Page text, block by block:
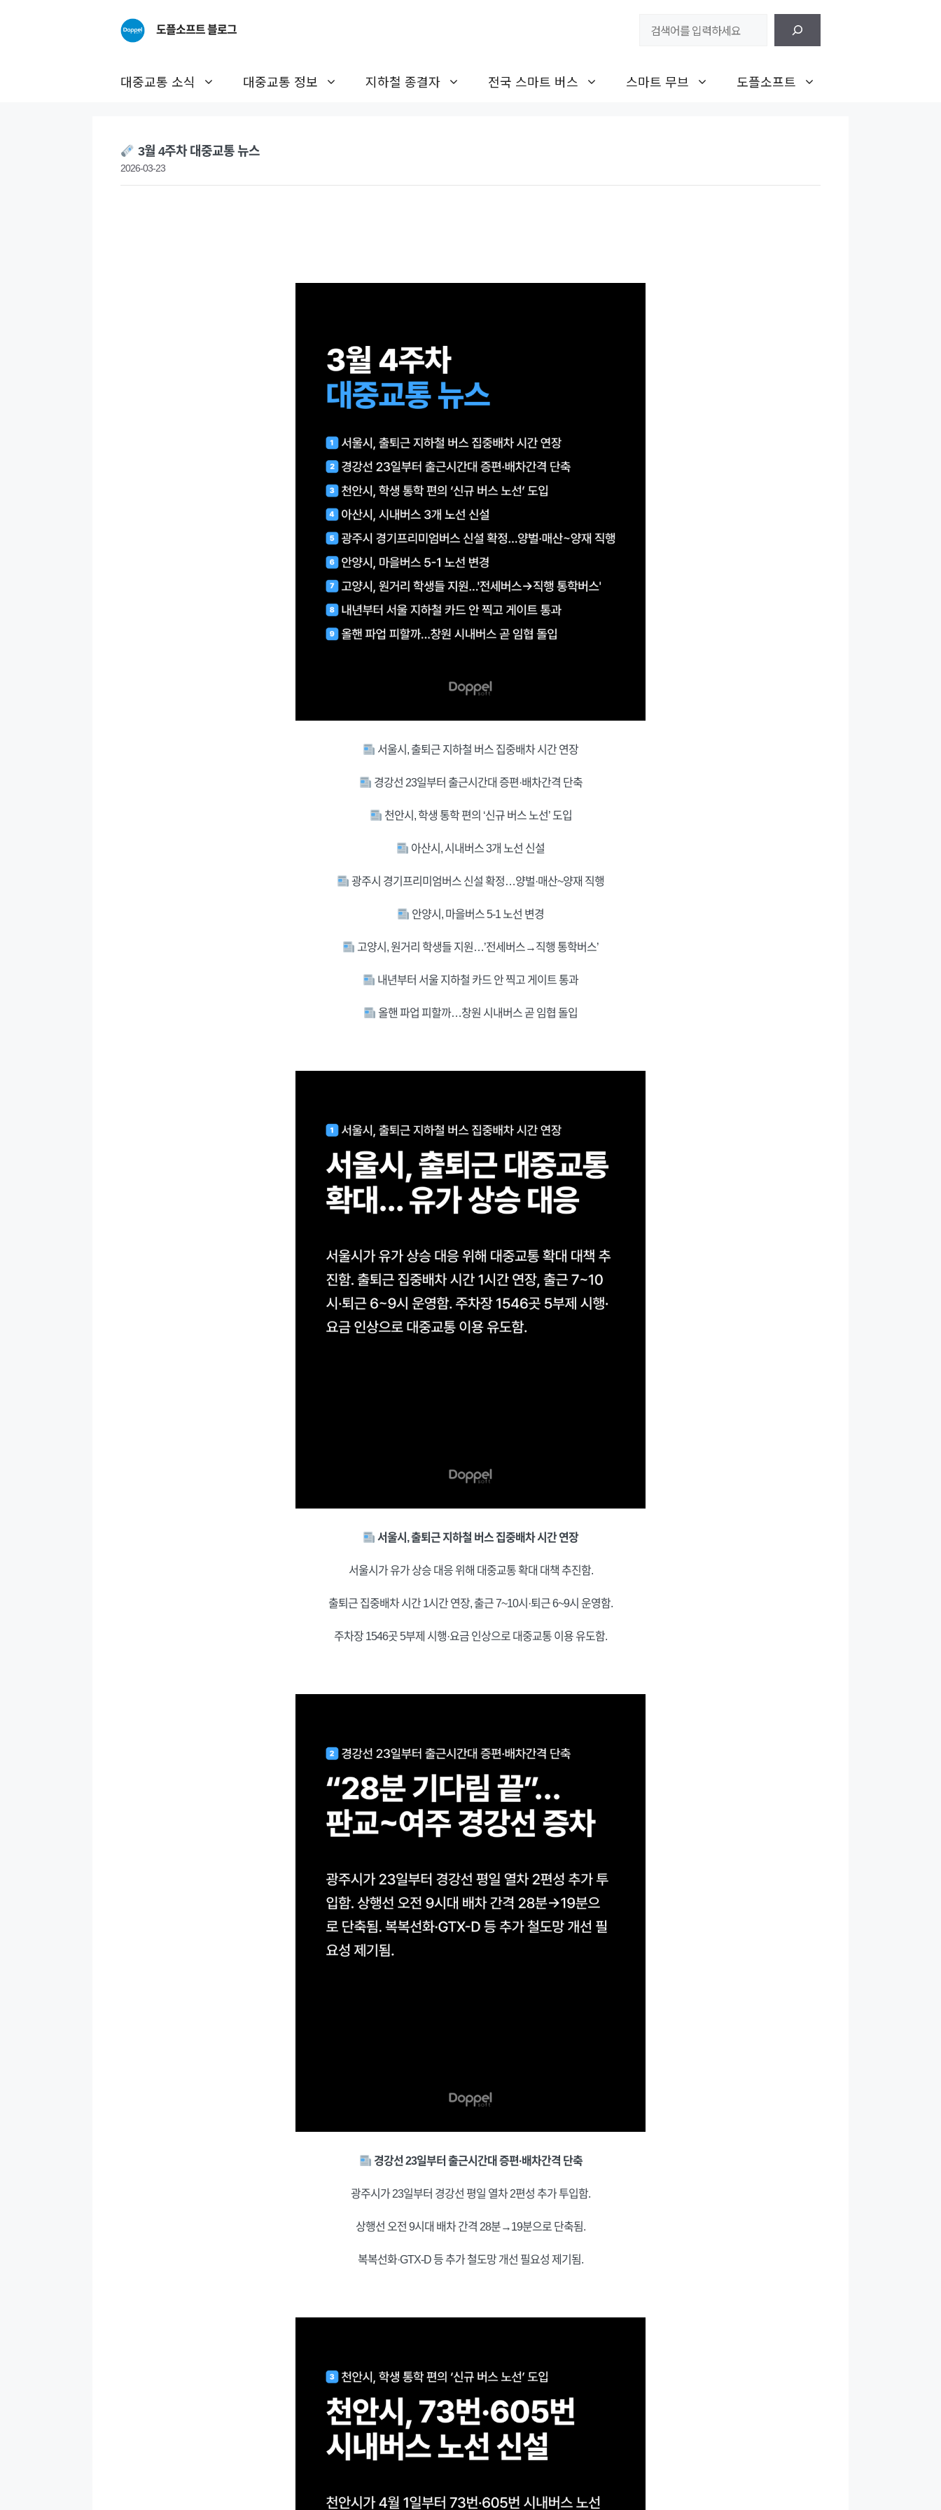
도플소프트 블로그
대중교통 소식 대중교통 정보 지하철 종결자 전국 스마트 버스 스마트 무브 도플소프트
3월 4주차 대중교통 뉴스
2026-03-23
서울시, 출퇴근 지하철 버스 집중배차 시간 연장
경강선 23일부터 출근시간대 증편·배차간격 단축
천안시, 학생 통학 편의 ‘신규 버스 노선’ 도입
아산시, 시내버스 3개 노선 신설
광주시 경기프리미엄버스 신설 확정…양벌·매산~양재 직행
안양시, 마을버스 5-1 노선 변경
고양시, 원거리 학생들 지원…’전세버스→직행 통학버스’
내년부터 서울 지하철 카드 안 찍고 게이트 통과
올핸 파업 피할까…창원 시내버스 곧 임협 돌입
서울시, 출퇴근 지하철 버스 집중배차 시간 연장
서울시가 유가 상승 대응 위해 대중교통 확대 대책 추진함.
출퇴근 집중배차 시간 1시간 연장, 출근 7~10시·퇴근 6~9시 운영함.
주차장 1546곳 5부제 시행·요금 인상으로 대중교통 이용 유도함.
경강선 23일부터 출근시간대 증편·배차간격 단축
광주시가 23일부터 경강선 평일 열차 2편성 추가 투입함.
상행선 오전 9시대 배차 간격 28분→19분으로 단축됨.
복복선화·GTX-D 등 추가 철도망 개선 필요성 제기됨.